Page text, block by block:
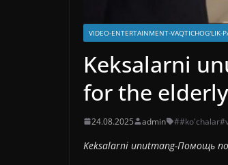
VIDEO-ENTERTAINMENT-
Keksalarni
for the
24.08.2025 admin ##ko'chalar
Keksalarni unutmang-Помощь